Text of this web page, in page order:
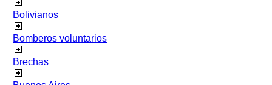
Bolivianos
Bomberos voluntarios
Brechas